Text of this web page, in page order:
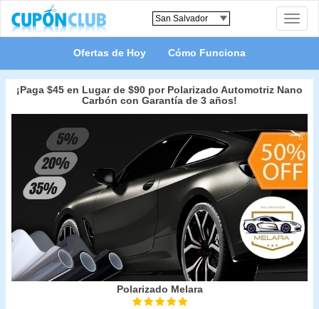
Toggle
Ofertas de Hoy Cómo Funciona
¡Paga $45 en Lugar de $90 por Polarizado Automotriz Nano
Carbón con Garantía de 3 años!
Polarizado Melara